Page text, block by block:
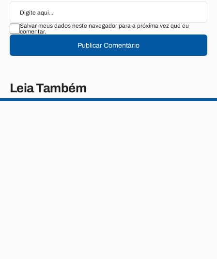
Salvar meus dados neste navegador para a próxima vez que eu
comentar.
Publicar Comentário
Leia Também